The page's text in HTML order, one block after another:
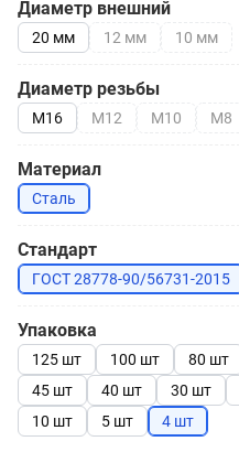
Диаметр внешний
20 мм 12 мм 10 мм
Диаметр резьбы
М16 М12 М10 М8
Материал
Сталь
Стандарт
ГОСТ 28778-90/56731-2015
Упаковка
125 шт 100 шт 80 шт
45 шт
40 шт 30 шт
10 шт
5 шт 4 шт